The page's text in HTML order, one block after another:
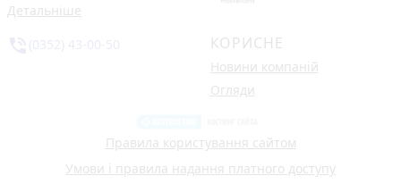
Детальніше
КОРИСНЕ
Новини компаній
Огляди
Правила користування сайтом
Умови і правила надання платного доступу